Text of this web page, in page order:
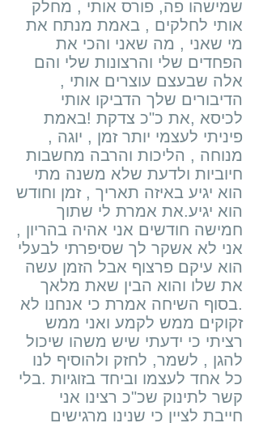
שמישהו פה, פורס אותי , מחלק
אותי לחלקים , באמת מנתח את
מי שאני , מה שאני והכי את
הפחדים שלי והרצונות שלי והם
אלה שבעצם עוצרים אותי ,
הדיבורים שלך הדביקו אותי
לכיסא ,את כ"כ צדקת !באמת
פיניתי לעצמי יותר זמן , יוגה ,
מנוחה , הליכות והרבה מחשבות
חיוביות ולדעת שלא משנה מתי
הוא יגיע באיזה תאריך , זמן וחודש
הוא יגיע.את אמרת לי שתוך
חמישה חודשים אני אהיה בהריון ,
אני לא אשקר לך שסיפרתי לבעלי
הוא עיקם פרצוף אבל הזמן עשה
את שלו והוא הבין שאת מלאך
.בסוף השיחה אמרת כי אנחנו לא
זקוקים ממש לקמע ואני ממש
רציתי כי ידעתי שיש משהו שיכול
להגן , לשמר, לחזק ולהוסיף לנו
כל אחד לעצמו וביחד בזוגיות .בלי
קשר לתינוק שכ"כ רצינו אני
חייבת לציין כי שנינו מרגישים